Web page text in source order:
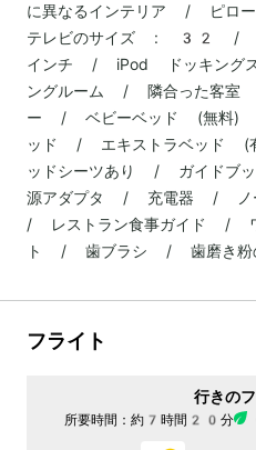
に異なるインテリア / ピ
テレビのサイズ : 32 / テ
インチ / iPod ドッキング
ングルーム / 隣合った客室
ー / ベビーベッド (無料)
ッド / エキストラベッ
ッドシーツあり / ガイドブ
源アダプタ / 充電器 / ノー
/ レストラン食事ガイド / ワ
ト / 歯ブラシ / 歯磨き粉の
フライト
行きの
所要時間： 約7時間20分